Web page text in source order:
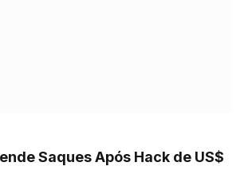
Saques Após Hack de US$